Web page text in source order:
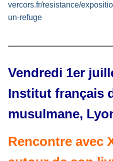
vercors.fr/resistance/
un-refuge
Vendredi 1er
Institut français
musulmane,
Rencontre avec